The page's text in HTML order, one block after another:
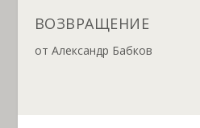
ВОЗВРАЩЕНИЕ
от Александр Бабков